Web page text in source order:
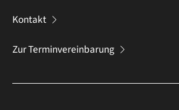
Kontakt
Zur Terminvereinbarung